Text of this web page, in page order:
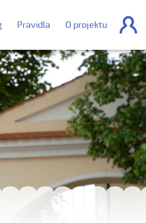
O projektu
Pravidla 